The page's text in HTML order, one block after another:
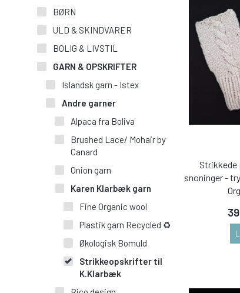
BØRN
ULD & SKINDVARER
BOLIG & LIVSTIL
GARN & OPSKRIFTER
Islandsk garn - Istex
Andre garner
Alpaca fra Boliva
Brushed Lace/ Mohair by
Canard
Onion garn
Karen Klarbæk garn
Fine Organic wool
Plastik garn Recycled ♻
Økologisk Bomuld
Strikkeopskrifter til
K.Klarbæk
Strikkede
snoninger -